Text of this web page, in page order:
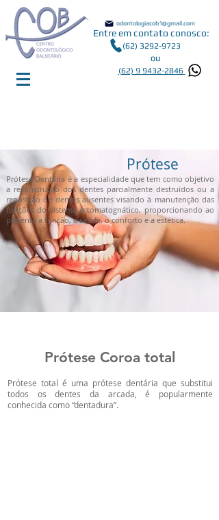
odontologiacob1@gmail.com
Entre em contato conosco:
(62) 3292-9723
(62) 9 9432-2846
ou
Prótese
Prótese Dentária é a especialidade que tem como objetivo
a reconstrução dos dentes parcialmente destruídos ou a
reposição de dentes ausentes visando à manutenção das
funções do sistema estomatognático, proporcionando ao
paciente a função, a saúde, o conforto e a estética.
Prótese Coroa total
Prótese total é uma prótese dentária que substitui
todos os dentes da arcada, é popularmente
conhecida como “dentadura”.